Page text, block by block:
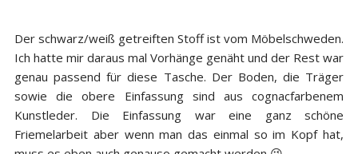
Der schwarz/weiß getreiften Stoff ist vom Möbelschweden.
Ich hatte mir daraus mal Vorhänge genäht und der Rest war
genau passend für diese Tasche. Der Boden, die Träger
sowie die obere Einfassung sind aus cognacfarbenem
Kunstleder. Die Einfassung war eine ganz schöne
Friemelarbeit aber wenn man das einmal so im Kopf hat,